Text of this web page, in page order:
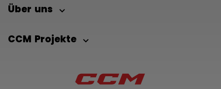
Über uns
CCM Projekte